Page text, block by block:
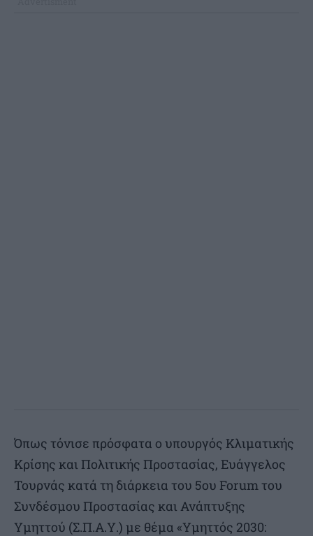
Όπως τόνισε πρόσφατα ο υπουργός Κλιματικής
Κρίσης και Πολιτικής Προστασίας, Ευάγγελος
Τουρνάς κατά τη διάρκεια του 5ου Forum του
Συνδέσμου Προστασίας και Ανάπτυξης
Υμηττού (Σ.Π.Α.Υ.) με θέμα «Υμηττός 2030: